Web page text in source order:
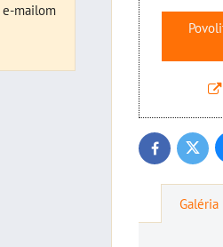
Facebook
Galéria
mailom